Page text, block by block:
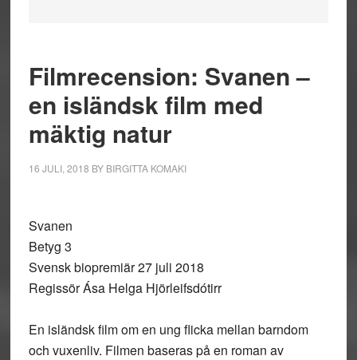
Filmrecension: Svanen –
en isländsk film med
mäktig natur
16 JULI, 2018 BY BIRGITTA KOMAKI
Svanen
Betyg 3
Svensk biopremiär 27 juli 2018
Regissör Ása Helga Hjörleifsdótirr
En isländsk film om en ung flicka mellan barndom
och vuxenliv. Filmen baseras på en roman av